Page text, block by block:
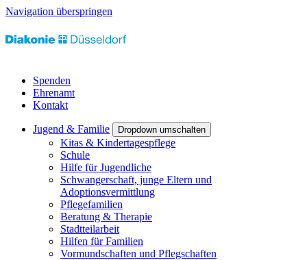
Navigation überspringen
Spenden
Ehrenamt
Kontakt
Jugend & Familie Dropdown umschalten
Kitas & Kindertagespflege
Schule
Hilfe für Jugendliche
Schwangerschaft, junge Eltern und
Adoptionsvermittlung
Pflegefamilien
Beratung & Therapie
Stadtteilarbeit
Hilfen für Familien
Vormundschaften und Pflegschaften